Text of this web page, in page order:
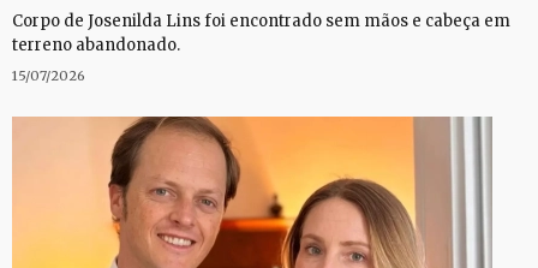
Corpo de Josenilda Lins foi encontrado sem mãos e cabeça em
terreno abandonado.
15/07/2026